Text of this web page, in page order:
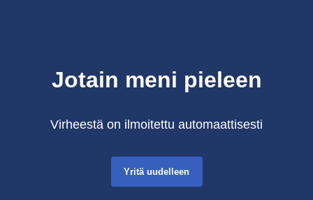
Jotain meni pieleen
Virheestä on ilmoitettu automaattisesti
Yritä uudelleen